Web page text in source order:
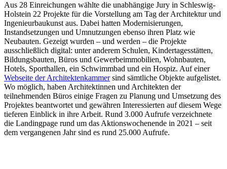
Aus 28 Einreichungen wählte die unabhängige Jury in Schleswig-
Holstein 22 Projekte für die Vorstellung am Tag der Architektur und
Ingenieurbaukunst aus. Dabei hatten Modernisierungen,
Instandsetzungen und Umnutzungen ebenso ihren Platz wie
Neubauten. Gezeigt wurden – und werden – die Projekte
ausschließlich digital: unter anderem Schulen, Kindertagesstätten,
Bildungsbauten, Büros und Gewerbeimmobilien, Wohnbauten,
Hotels, Sporthallen, ein Schwimmbad und ein Hospiz. Auf einer
Webseite der Architektenkammersind sämtliche Objekte aufgelistet.
Wo möglich, haben Architektinnen und Architekten der
teilnehmenden Büros einige Fragen zu Planung und Umsetzung des
Projektes beantwortet und gewähren Interessierten auf diesem Wege
tieferen Einblick in ihre Arbeit. Rund 3.000 Aufrufe verzeichnete
die Landingpage rund um das Aktionswochenende in 2021 – seit
dem vergangenen Jahr sind es rund 25.000 Aufrufe.